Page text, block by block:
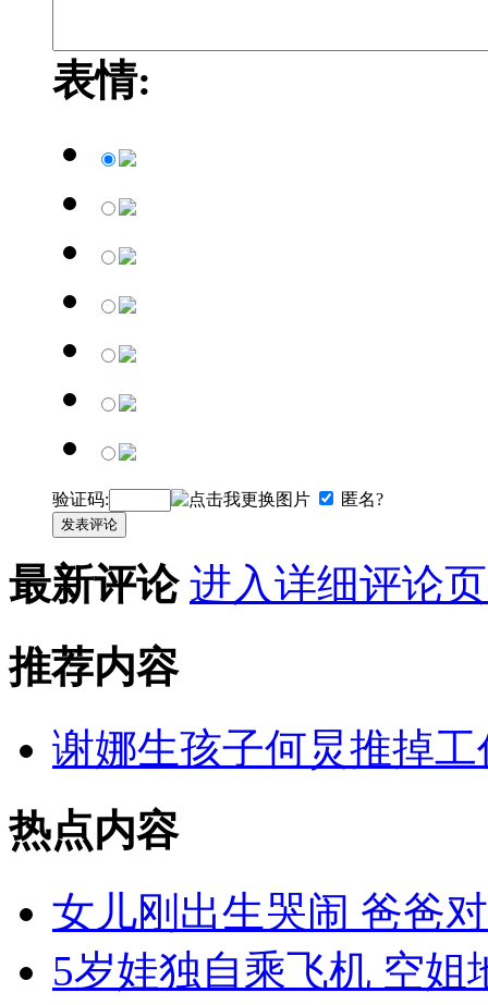
表情:
验证码: 匿名?
发表评论
最新评论 进入详细评论
推荐内容
谢娜生孩子何炅推掉
热点内容
女儿刚出生哭闹 爸爸
5岁娃独自乘飞机 空姐